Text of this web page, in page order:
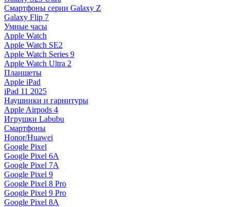
Смартфоны серии Galaxy Z
Galaxy Flip 7
Умные часы
Apple Watch
Apple Watch SE2
Apple Watch Series 9
Apple Watch Ultra 2
Планшеты
Apple iPad
iPad 11 2025
Наушники и гарнитуры
Apple Airpods 4
Игрушки Labubu
Смартфоны
Honor/Huawei
Google Pixel
Google Pixel 6A
Google Pixel 7А
Google Pixel 9
Google Pixel 8 Pro
Google Pixel 9 Pro
Google Pixel 8A